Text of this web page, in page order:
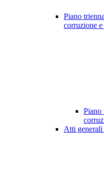
Piano
corruzione e
Piano
Atti generali